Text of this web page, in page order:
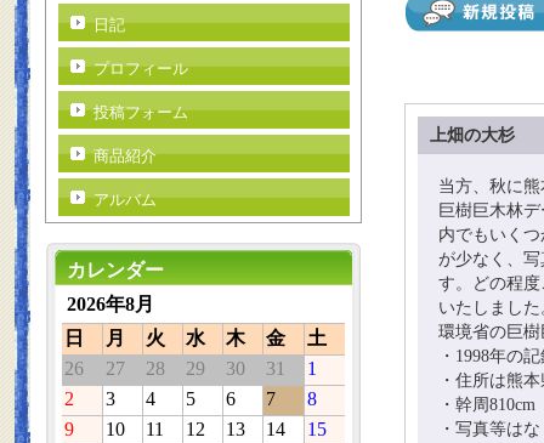
上畑の大杉
当方、秋に
巨樹巨木林
内でもいく
が少なく、
す。どの程
いたしました
環境省の巨
・1998年の
・住所は熊
・幹周810cm
・写真等はな
日記
プロフィール
投稿フォーム
商品紹介
アルバム
カレンダー
2026年8月
日
月 火 水 木 金
土
26
27 28 29 30 31
1
2
3 4 5 6 7
8
9
10 11 12 13 14
15